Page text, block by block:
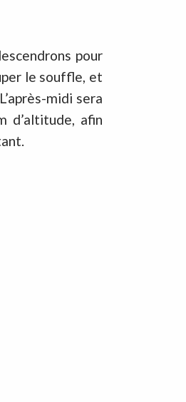
pour
le souffle, et
midi sera
d’altitude, afin